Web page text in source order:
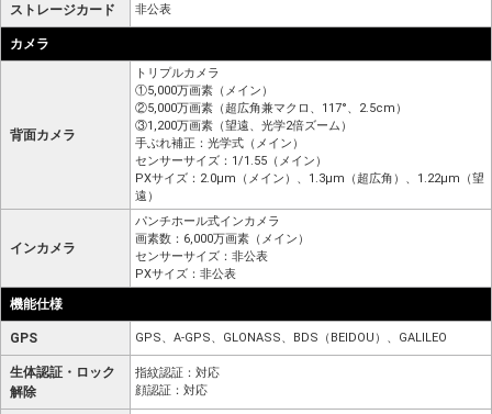
ストレージカード 非公表
カメラ
背面カメラ
トリプルカメラ
①5,000万画素（メイン）
②5,000万画素（超広角兼マクロ、117°、2.5cm）
③1,200万画素（望遠、光学2倍ズーム）
手ぶれ補正：光学式（メイン）
センサーサイズ：1/1.55（メイン）
PXサイズ：2.0μm（メイン）、1.3μm（超広角）、1.22μm（望
遠）
インカメラ
パンチホール式インカメラ
画素数：6,000万画素（メイン）
センサーサイズ：非公表
PXサイズ：非公表
機能仕様
GPS GPS、A-GPS、GLONASS、BDS（BEIDOU）、GALILEO
生体認証・ロック
解除
指紋認証：対応
顔認証：対応